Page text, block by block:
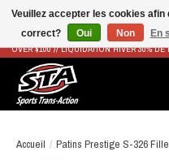
LIVRAISON RAPIDE ET GRATUITE À
OVER $100 // LIQUIDATION HIVER 30% DE
Accueil / Patins Prestige S-326
Veuillez accepter les cookies
correct?
Oui Non En